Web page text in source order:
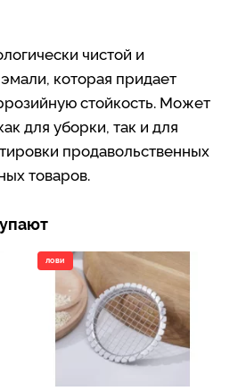
чистой и
которая придает
стойкость. Может
для уборки, так и для
продавольственных
товаров.
ЛОВИ